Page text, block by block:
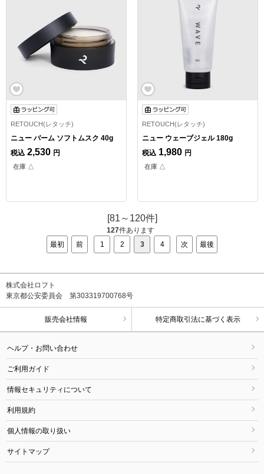
RETOUCH(レタッチ)
ニュー バーム ソフトムスク 40g
税込 2,530 円
在庫 △
RETOUCH(レタッチ)
ニュー ウェーブジェル 180g
税込 1,980 円
在庫 △
[81～120件]
127件あります
最初
前 1 2 3 4 次 最後
株式会社ロフト
東京都公安委員会 第303319700768号
販売会社情報 特定商取引法に基づく表示
ヘルプ・お問い合わせ
ご利用ガイド
情報セキュリティについて
利用規約
個人情報の取り扱い
サイトマップ